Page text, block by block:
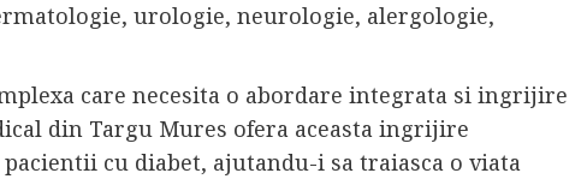
urologie, neurologie, alergologie,
care necesita o abordare integrata si ingrijire
din Targu Mures ofera aceasta ingrijire
cu diabet, ajutandu-i sa traiasca o viata